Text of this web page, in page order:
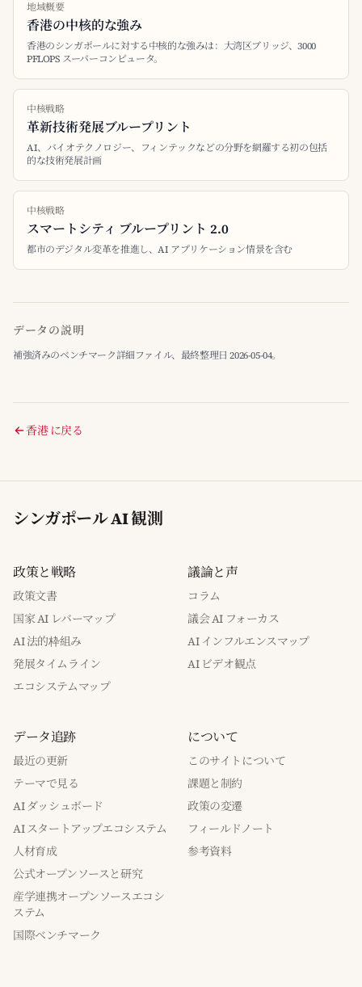
地域概要
香港の中核的な強み
香港のシンガポールに対する中核的な強みは：大湾区ブリッジ、3000
PFLOPS スーパーコンピュータ。
中核戦略
革新技術発展ブループリント
AI、バイオテクノロジー、フィンテックなどの分野を網羅する初の包括
的な技術発展計画
中核戦略
スマートシティ ブループリント 2.0
都市のデジタル変革を推進し、AI アプリケーション情景を含む
データの説明
補強済みのベンチマーク詳細ファイル、最終整理日 2026-05-04。
香港 に戻る
シンガポール AI 観測
政策と戦略
政策文書
国家 AI レバーマップ
AI 法的枠組み
発展タイムライン
エコシステムマップ
議論と声
コラム
議会 AI フォーカス
AI インフルエンスマップ
AI ビデオ観点
データ追跡
最近の更新
テーマで見る
AI ダッシュボード
AI スタートアップエコシステム
人材育成
公式オープンソースと研究
産学連携オープンソースエコシ
ステム
国際ベンチマーク
について
このサイトについて
課題と制約
政策の変遷
フィールドノート
参考資料